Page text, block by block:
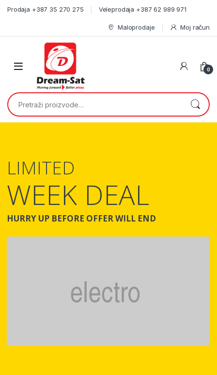
Prodaja +387 35 270 275 Veleprodaja +387 62 989 971
Maloprodaje Moj račun
0
Pretraži:
LIMITED
WEEK DEAL
HURRY UP BEFORE OFFER WILL END